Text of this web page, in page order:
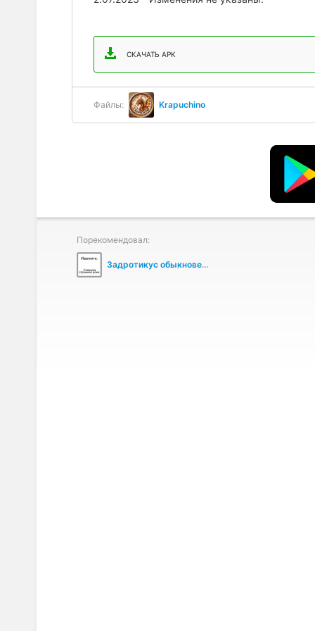
СКАЧАТЬ APK
Файлы: Krapuchino
Порекомендовал:
Задротикус обыкновеникус